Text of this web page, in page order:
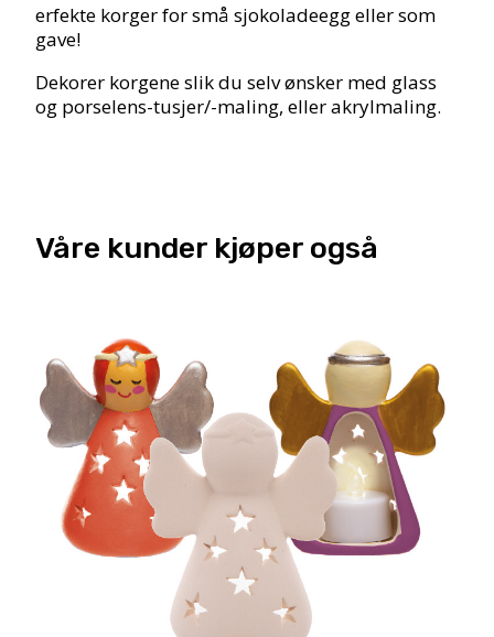
erfekte korger for små sjokoladeegg eller som
gave!
Dekorer korgene slik du selv ønsker med glass
og porselens-tusjer/-maling, eller akrylmaling.
Våre kunder kjøper også